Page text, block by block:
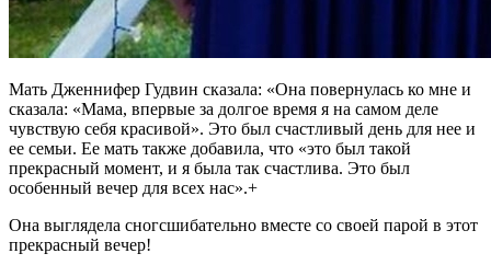
Мать Дженнифер Гудвин сказала: «Она повернулась ко мне и
сказала: «Мама, впервые за долгое время я на самом деле
чувствую себя красивой». Это был счастливый день для нее и
ее семьи. Ее мать также добавила, что «это был такой
прекрасный момент, и я была так счастлива. Это был
особенный вечер для всех нас».+
Она выглядела сногсшибательно вместе со своей парой в этот
прекрасный вечер!